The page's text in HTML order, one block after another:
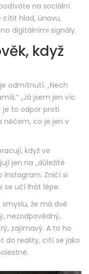
na sociální
cítit hlad, únavu,
digitálními signály.
když
odmítnutí. „Nech
„Já jsem jen víc
je to odpor proti
něčem, co je jen v
když ve
jen na „důležité
Instagram. Zničí si
se učí lhát lépe.
že má dvě
nezodpovědný,
zajímavý. A to ho
do reality, cítí se jako